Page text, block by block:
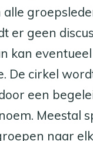
alle
er geen
kan
De cirkel
een
Meestal
naar